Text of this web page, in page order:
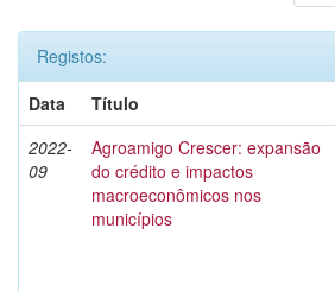
Registos:
Data
Título
2022-
09
Agroamigo Crescer: expansão
do crédito e impactos
macroeconômicos nos
municípios